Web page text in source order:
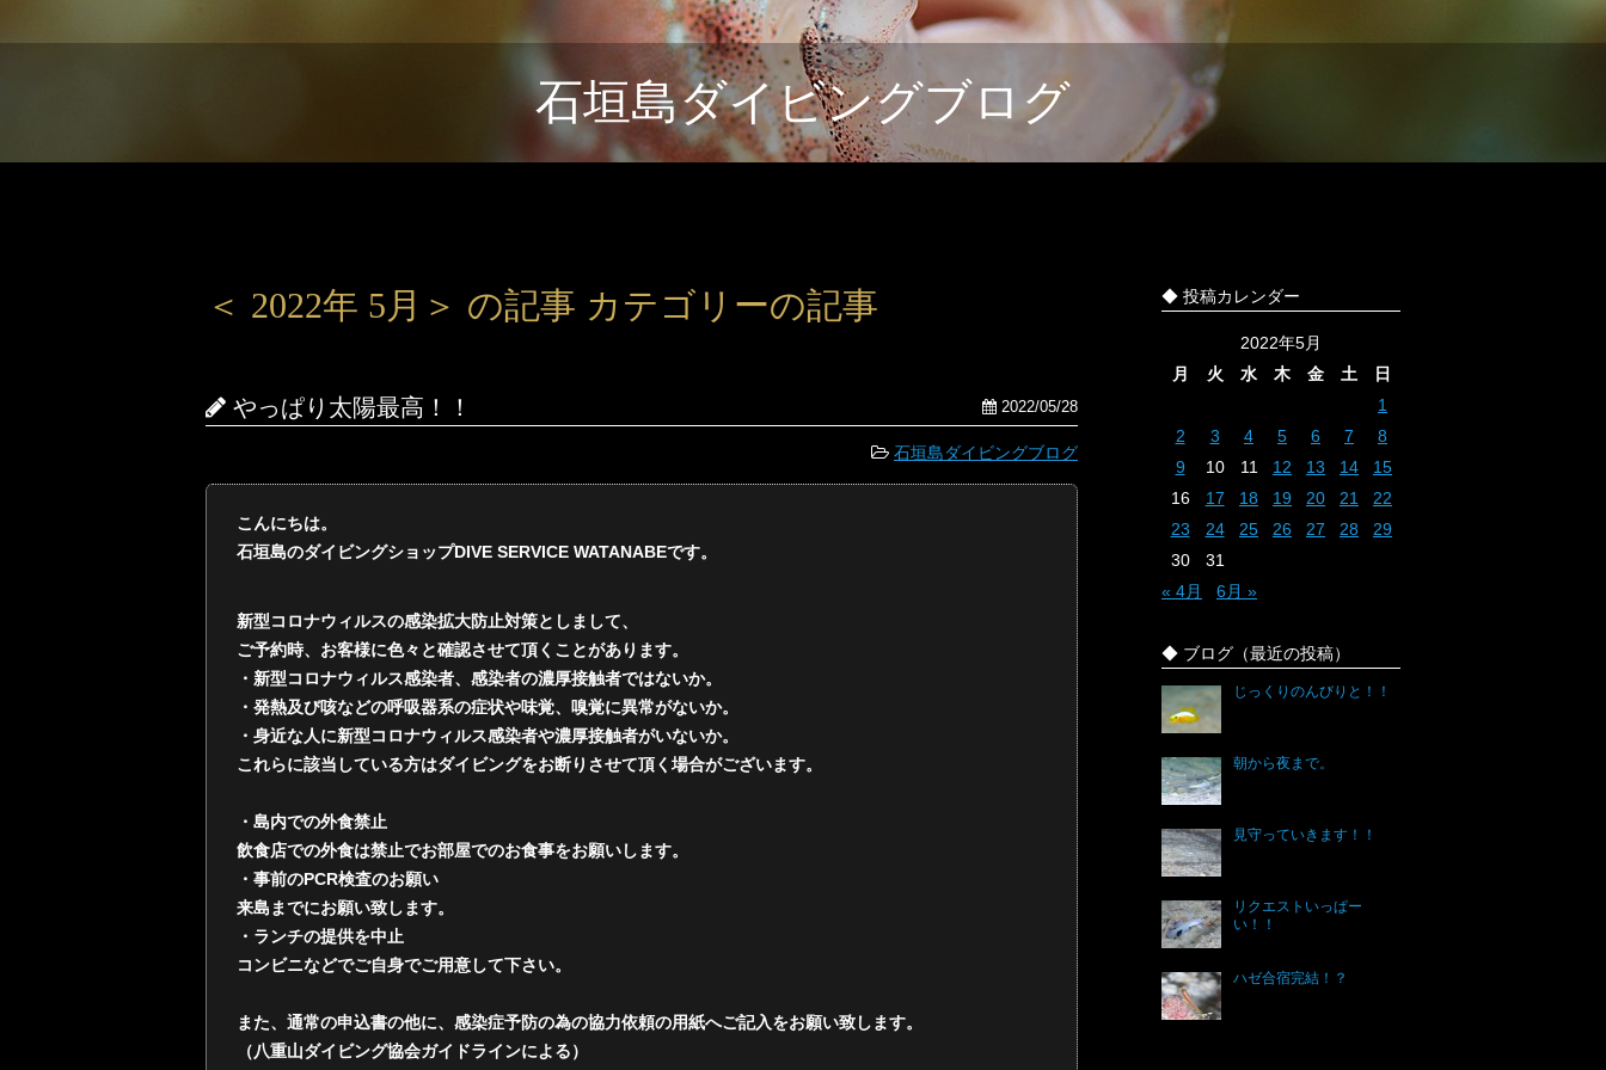
石垣島ダイビングブログ
＜ 2022年 5月＞ の記事 カテゴリーの記事
やっぱり太陽最高！！ 2022/05/28
石垣島ダイビングブログ
こんにちは。
石垣島のダイビングショップDIVE SERVICE WATANABEです。
新型コロナウィルスの感染拡大防止対策としまして、
ご予約時、お客様に色々と確認させて頂くことがあります。
・新型コロナウィルス感染者、感染者の濃厚接触者ではないか。
・発熱及び咳などの呼吸器系の症状や味覚、嗅覚に異常がないか。
・身近な人に新型コロナウィルス感染者や濃厚接触者がいないか。
これらに該当している方はダイビングをお断りさせて頂く場合がございます。
・島内での外食禁止
飲食店での外食は禁止でお部屋でのお食事をお願いします。
・事前のPCR検査のお願い
来島までにお願い致します。
・ランチの提供を中止
コンビニなどでご自身でご用意して下さい。
また、通常の申込書の他に、感染症予防の為の協力依頼の用紙へご記入をお願い致します。
（八重山ダイビング協会ガイドラインによる）
◆ 投稿カレンダー
2022年5月
月
火 水 木 金 土
日
1
2
3 4 5 6 7
8
9
10 11 12 13 14
15
16
17 18 19 20 21
22
23
24 25 26 27 28
29
30
31
« 4月
6月 »
◆ ブログ（最近の投稿）
じっくりのんびりと！！
朝から夜まで。
見守っていきます！！
リクエストいっぱー
い！！
ハゼ合宿完結！？